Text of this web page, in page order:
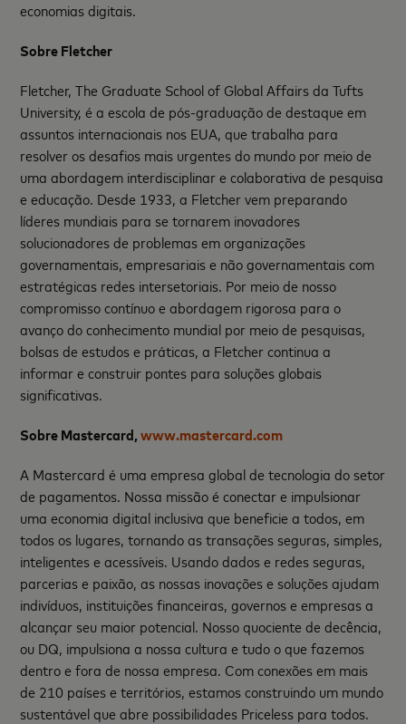
economias digitais.
Sobre Fletcher
Fletcher, The Graduate School of Global Affairs da Tufts
University, é a escola de pós-graduação de destaque em
assuntos internacionais nos EUA, que trabalha para
resolver os desafios mais urgentes do mundo por meio de
uma abordagem interdisciplinar e colaborativa de pesquisa
e educação. Desde 1933, a Fletcher vem preparando
líderes mundiais para se tornarem inovadores
solucionadores de problemas em organizações
governamentais, empresariais e não governamentais com
estratégicas redes intersetoriais. Por meio de nosso
compromisso contínuo e abordagem rigorosa para o
avanço do conhecimento mundial por meio de pesquisas,
bolsas de estudos e práticas, a Fletcher continua a
informar e construir pontes para soluções globais
significativas.
Sobre Mastercard,www.mastercard.com
A Mastercard é uma empresa global de tecnologia do setor
de pagamentos. Nossa missão é conectar e impulsionar
uma economia digital inclusiva que beneficie a todos, em
todos os lugares, tornando as transações seguras, simples,
inteligentes e acessíveis. Usando dados e redes seguras,
parcerias e paixão, as nossas inovações e soluções ajudam
indivíduos, instituições financeiras, governos e empresas a
alcançar seu maior potencial. Nosso quociente de decência,
ou DQ, impulsiona a nossa cultura e tudo o que fazemos
dentro e fora de nossa empresa. Com conexões em mais
de 210 países e territórios, estamos construindo um mundo
sustentável que abre possibilidades Priceless para todos.